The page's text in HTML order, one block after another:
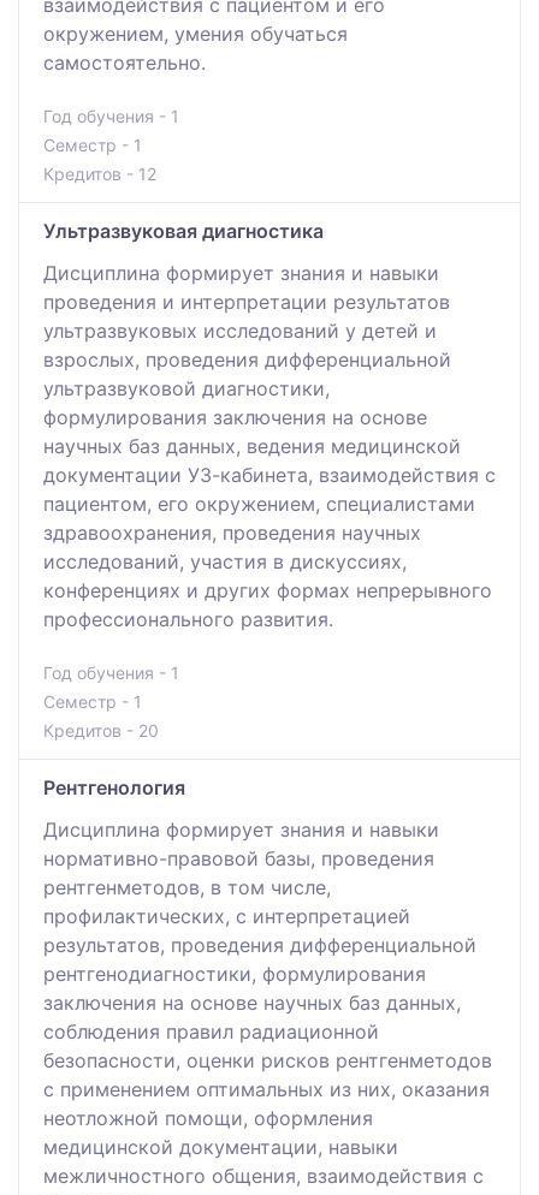
взаимодействия с пациентом и его
окружением, умения обучаться
самостоятельно.
Год обучения - 1
Семестр - 1
Кредитов - 12
Ультразвуковая диагностика
Дисциплина формирует знания и навыки
проведения и интерпретации результатов
ультразвуковых исследований у детей и
взрослых, проведения дифференциальной
ультразвуковой диагностики,
формулирования заключения на основе
научных баз данных, ведения медицинской
документации УЗ-кабинета, взаимодействия с
пациентом, его окружением, специалистами
здравоохранения, проведения научных
исследований, участия в дискуссиях,
конференциях и других формах непрерывного
профессионального развития.
Год обучения - 1
Семестр - 1
Кредитов - 20
Рентгенология
Дисциплина формирует знания и навыки
нормативно-правовой базы, проведения
рентгенметодов, в том числе,
профилактических, с интерпретацией
результатов, проведения дифференциальной
рентгенодиагностики, формулирования
заключения на основе научных баз данных,
соблюдения правил радиационной
безопасности, оценки рисков рентгенметодов
с применением оптимальных из них, оказания
неотложной помощи, оформления
медицинской документации, навыки
межличностного общения, взаимодействия с